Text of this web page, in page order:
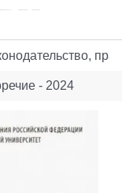
- 2024